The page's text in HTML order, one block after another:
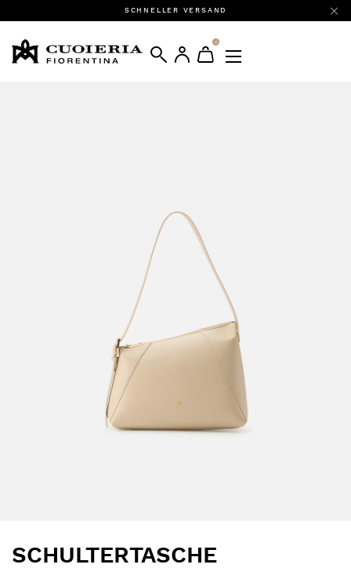
SCHNELLER VERSAND
0
SCHULTERTASCHE